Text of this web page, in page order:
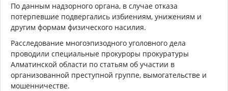
По данным надзорного органа, в случае отказа
потерпевшие подвергались избиениям, унижениям и
другим формам физического насилия.
Расследование многоэпизодного уголовного дела
проводили специальные прокуроры прокуратуры
Алматинской области по статьям об участии в
организованной преступной группе, вымогательстве и
мошенничестве.